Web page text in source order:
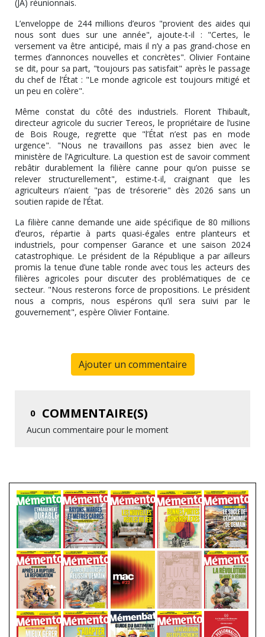
(JA) réunionnais.
L’enveloppe de 244 millions d’euros "provient des aides qui
nous sont dues sur une année", ajoute-t-il : "Certes, le
versement va être anticipé, mais il n’y a pas grand-chose en
termes d’annonces nouvelles et concrètes". Olivier Fontaine
se dit, pour sa part, "toujours pas satisfait" après le passage
du chef de l’État : "Le monde agricole est toujours mitigé et
un peu en colère".
Même constat du côté des industriels. Florent Thibault,
directeur agricole du sucrier Tereos, le propriétaire de l’usine
de Bois Rouge, regrette que "l’État n’est pas en mode
urgence". "Nous ne travaillons pas assez bien avec le
ministère de l’Agriculture. La question est de savoir comment
rebâtir durablement la filière canne pour qu’on puisse se
relever structurellement", estime-t-il, craignant que les
agriculteurs n’aient "pas de trésorerie" dès 2026 sans un
soutien rapide de l’État.
La filière canne demande une aide spécifique de 80 millions
d’euros, répartie à parts quasi-égales entre planteurs et
industriels, pour compenser Garance et une saison 2024
catastrophique. Le président de la République a par ailleurs
promis la tenue d’une table ronde avec tous les acteurs des
filières agricoles pour discuter des problématiques de ce
secteur. "Nous resterons force de propositions. Le président
nous a compris, nous espérons qu’il sera suivi par le
gouvernement", espère Olivier Fontaine.
Ajouter un commentaire
0 COMMENTAIRE(S)
Aucun commentaire pour le moment